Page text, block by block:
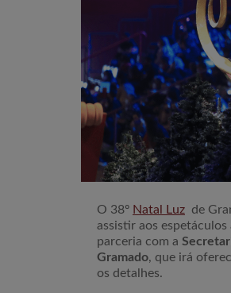
O 38º Natal Luz de
assistir aos espetáculos
parceria com a
Gramado, que irá
os detalhes.